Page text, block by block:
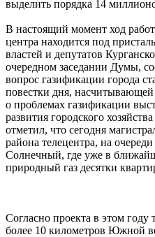
выделить порядка 14
В настоящий момент ход
центра находится под
властей и депутатов
очередном заседании Думы,
вопрос газификации города
повестки дня,
о проблемах газификации
развития городского
отметил, что сегодня
района телецентра, на
Солнечный, где уже в
природный газ десятки
Согласно проекта в этом году
более 10 километров Южной